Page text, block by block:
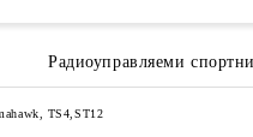
Радиоуправляеми
TS4,ST12